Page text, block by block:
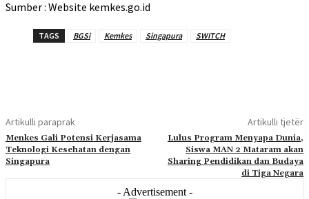
Sumber : Website kemkes.go.id
TAGS BGSi Kemkes Singapura SWITCH
Artikulli paraprak
Menkes Gali Potensi Kerjasama
Teknologi Kesehatan dengan
Singapura
Artikulli tjetër
Lulus Program Menyapa Dunia,
Siswa MAN 2 Mataram akan
Sharing Pendidikan dan Budaya
di Tiga Negara
- Advertisement -